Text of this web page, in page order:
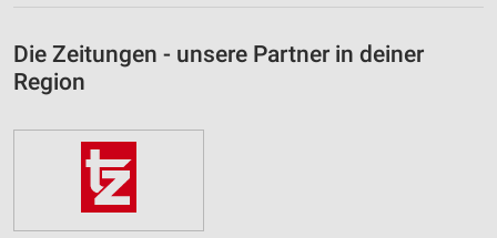
Die Zeitungen - unsere Partner in deiner
Region